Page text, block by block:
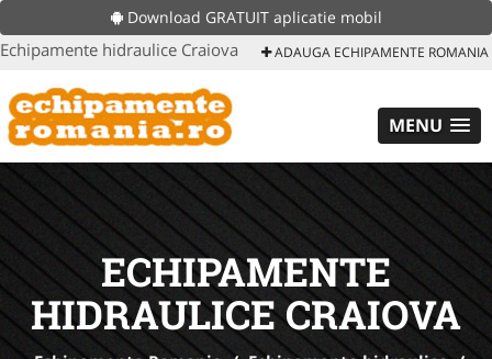
Download GRATUIT aplicatie mobil
Echipamente hidraulice Craiova ADAUGA ECHIPAMENTE ROMANIA
MENU
ECHIPAMENTE
HIDRAULICE CRAIOVA